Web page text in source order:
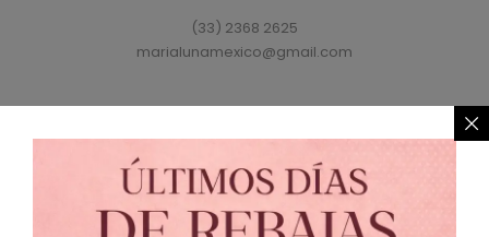
(33) 2368 2625
marialunamexico@gmail.com